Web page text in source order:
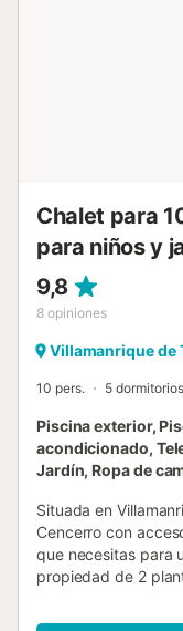
Chalet para
para niños y
9,8
8 opiniones
Villamanrique de
10 pers. 5 dormitorios
Piscina exterior,
acondicionado,
Jardín, Ropa de
Situada en
Cencerro con
que necesitas para
propiedad de 2
10 personas. Los